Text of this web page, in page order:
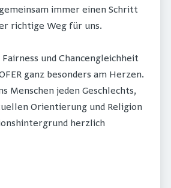
immer einen Schritt
richtige Weg für uns.
und Chancengleichheit
ganz besonders am Herzen.
Menschen jeden Geschlechts,
Orientierung und Religion
herzlich